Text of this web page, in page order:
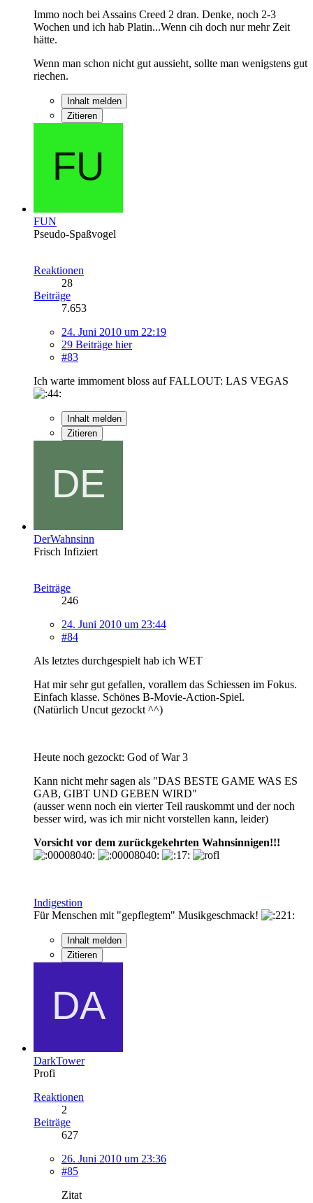
Immo noch bei Assains Creed 2 dran. Denke, noch 2-3
Wochen und ich hab Platin...Wenn cih doch nur mehr Zeit
hätte.
Wenn man schon nicht gut aussieht, sollte man wenigstens gut
riechen.
Inhalt melden
Zitieren
FUN
Pseudo-Spaßvogel
Reaktionen
28
Beiträge
7.653
24. Juni 2010 um 22:19
29 Beiträge hier
#83
Ich warte immoment bloss auf FALLOUT: LAS VEGAS
Inhalt melden
Zitieren
DerWahnsinn
Frisch Infiziert
Beiträge
246
24. Juni 2010 um 23:44
#84
Als letztes durchgespielt hab ich WET
Hat mir sehr gut gefallen, vorallem das Schiessen im Fokus.
Einfach klasse. Schönes B-Movie-Action-Spiel.
(Natürlich Uncut gezockt ^^)
Heute noch gezockt: God of War 3
Kann nicht mehr sagen als "DAS BESTE GAME WAS ES
GAB, GIBT UND GEBEN WIRD"
(ausser wenn noch ein vierter Teil rauskommt und der noch
besser wird, was ich mir nicht vorstellen kann, leider)
Vorsicht vor dem zurückgekehrten Wahnsinnigen!!!
Indigestion
Für Menschen mit "gepflegtem" Musikgeschmack!
Inhalt melden
Zitieren
DarkTower
Profi
Reaktionen
2
Beiträge
627
26. Juni 2010 um 23:36
#85
Zitat